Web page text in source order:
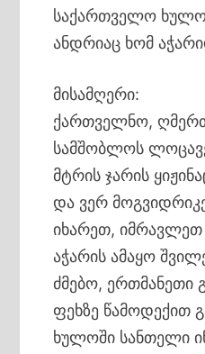
საქართველო
ანდრიაც ხომ
მისამღერი:
ქართველნო,
სამშობლოს
მტრის ჯარის
და ვერ
იხარეთ,
აჭარის ამაყო
ძმებო, ერთმანეთი
ფეხზე წამოდექით
ხულოში სანთელი